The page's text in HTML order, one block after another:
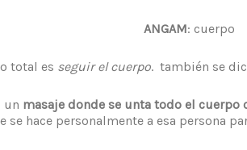
ANGAM: cuerpo
total es seguir el cuerpo. también se
un masaje donde se unta todo el cuerpo
se hace personalmente a esa persona